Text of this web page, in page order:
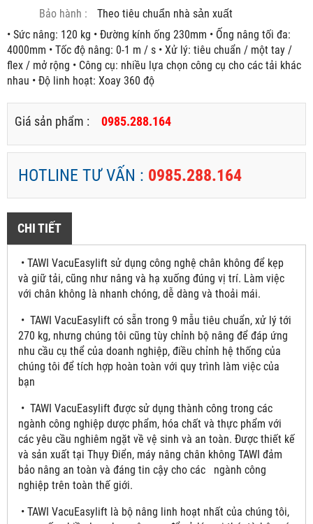
Bảo hành :
Theo tiêu chuẩn nhà sản xuất
• Sức nâng: 120 kg • Đường kính ống 230mm • Ống nâng tối đa:
4000mm • Tốc độ nâng: 0-1 m / s • Xử lý: tiêu chuẩn / một tay /
flex / mở rộng • Công cụ: nhiều lựa chọn công cụ cho các tải khác
nhau • Độ linh hoạt: Xoay 360 độ
Giá sản phẩm : 0985.288.164
HOTLINE TƯ VẤN : 0985.288.164
CHI TIẾT
• TAWI VacuEasylift sử dụng công nghệ chân không để kẹp
và giữ tải, cũng như nâng và hạ xuống đúng vị trí. Làm việc
với chân không là nhanh chóng, dễ dàng và thoải mái.
• TAWI VacuEasylift có sẵn trong 9 mẫu tiêu chuẩn, xử lý tới
270 kg, nhưng chúng tôi cũng tùy chỉnh bộ nâng để đáp ứng
nhu cầu cụ thể của doanh nghiệp, điều chỉnh hệ thống của
chúng tôi để tích hợp hoàn toàn với quy trình làm việc của
bạn
• TAWI VacuEasylift được sử dụng thành công trong các
ngành công nghiệp dược phẩm, hóa chất và thực phẩm với
các yêu cầu nghiêm ngặt về vệ sinh và an toàn. Được thiết kế
và sản xuất tại Thụy Điển, máy nâng chân không TAWI đảm
bảo nâng an toàn và đáng tin cậy cho các ngành công
nghiệp trên toàn thế giới.
• TAWI VacuEasylift là bộ nâng linh hoạt nhất của chúng tôi,